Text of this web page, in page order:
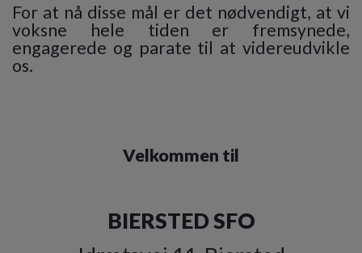
For at nå disse mål er det nødvendigt, at vi
voksne hele tiden er fremsynede,
engagerede og parate til at videreudvikle
os.
Velkommen til
BIERSTED SFO